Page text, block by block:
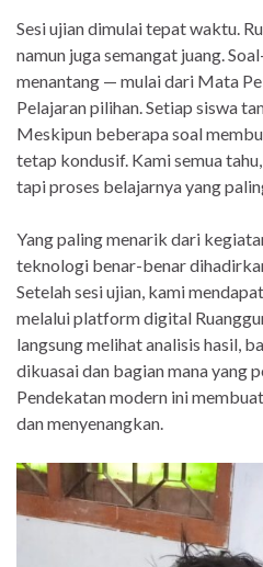
Sesi ujian dimulai tepat waktu.
namun juga semangat juang.
menantang — mulai dari Mata
Pelajaran pilihan. Setiap siswa
Meskipun beberapa soal
tetap kondusif. Kami semua
tapi proses belajarnya yang
Yang paling menarik dari
teknologi benar-benar
Setelah sesi ujian, kami
melalui platform digital
langsung melihat analisis hasil,
dikuasai dan bagian mana yang
Pendekatan modern ini
dan menyenangkan.